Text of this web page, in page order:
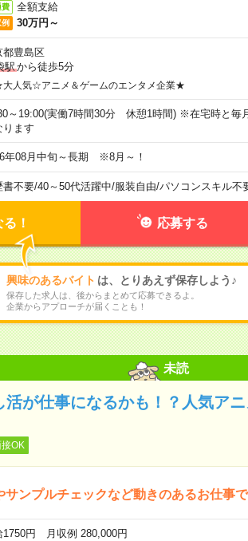
費 全額支給
30万円～
都豊島区
駅から徒歩5分
人気☆アニメ＆ゲームのエンタメ企業★
～19:00(実働7時間30分 休憩1時間) ※在宅時と毎
ります
年08月中旬～長期 ※8月～！
書不要/40～50代活躍中/服装自由/パソコンスキル不
！ 応募する
興味のあるバイト は、とりあえず保存しよう♪
保存した求人は、後からまとめて応募できるよ。
企業からアプローチが届くことも！
未読
活が仕事になるかも！？人気ア
OK
サンプルチェックなど動きのあるお仕事
1750円 月収例 280,000円